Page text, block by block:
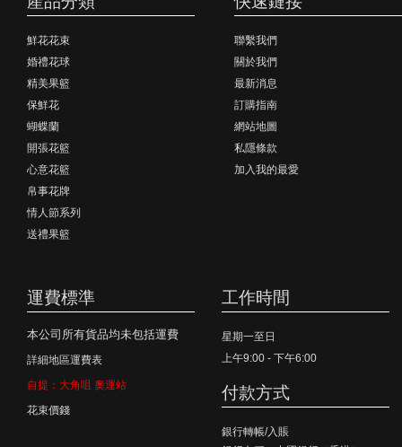
鮮花花束
婚禮花球
精美果籃
保鮮花
蝴蝶蘭
開張花籃
心意花籃
帛事花牌
情人節系列
送禮果籃
聯繫我們
關於我們
最新消息
訂購指南
網站地圖
私隱條款
加入我的最愛
運費標準
本公司所有貨品均未包括運費
詳細地區運費表
自提：大角咀 奧運站
花束價錢
工作時間
星期一至日
上午9:00 - 下午6:00
付款方式
銀行轉帳/入賬